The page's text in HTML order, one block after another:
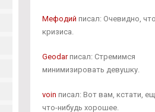
Мефодий писал: Очевидно,
кризиса.
Geodarписал: Стремимся
минимизировать девушку.
voin писал: Вот вам, кстати,
что-нибудь хорошее.